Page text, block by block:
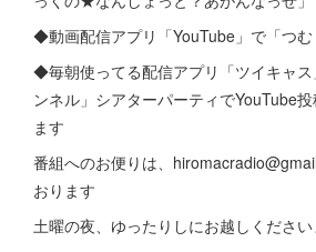
◆動画配信アプリ「YouTube」で「つむ
◆毎朝使ってる配信アプリ「ツイキャス
ンネル」シアターパーティでYouTube
ます
番組へのお便りは、
おります
土曜の夜、ゆったりしにお越しくださ